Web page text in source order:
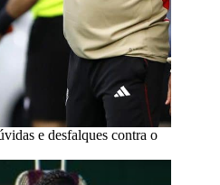
e desfalques contra o